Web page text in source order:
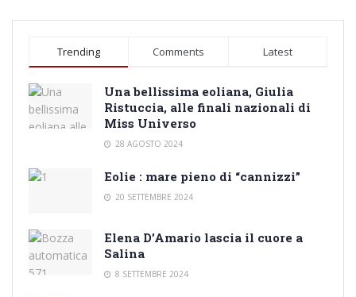
Trending Comments Latest
Una bellissima eoliana, Giulia
Ristuccia, alle finali nazionali di
Miss Universo
28 AGOSTO 2024
Eolie : mare pieno di “cannizzi”
20 SETTEMBRE 2024
Elena D’Amario lascia il cuore a
Salina
8 SETTEMBRE 2024